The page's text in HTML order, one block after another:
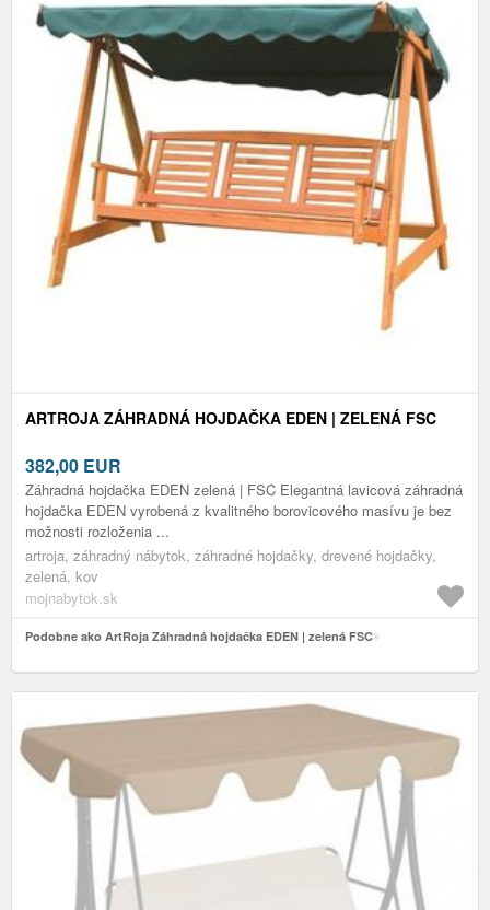
ARTROJA ZÁHRADNÁ HOJDAČKA EDEN | ZELENÁ FSC
382,00 EUR
Záhradná hojdačka EDEN zelená | FSC Elegantná lavicová záhradná
hojdačka EDEN vyrobená z kvalitného borovicového masívu je bez
možnosti rozloženia ...
artroja, záhradný nábytok, záhradné hojdačky, drevené hojdačky,
zelená, kov
mojnabytok.sk
Podobne ako ArtRoja Záhradná hojdačka EDEN | zelená FSC